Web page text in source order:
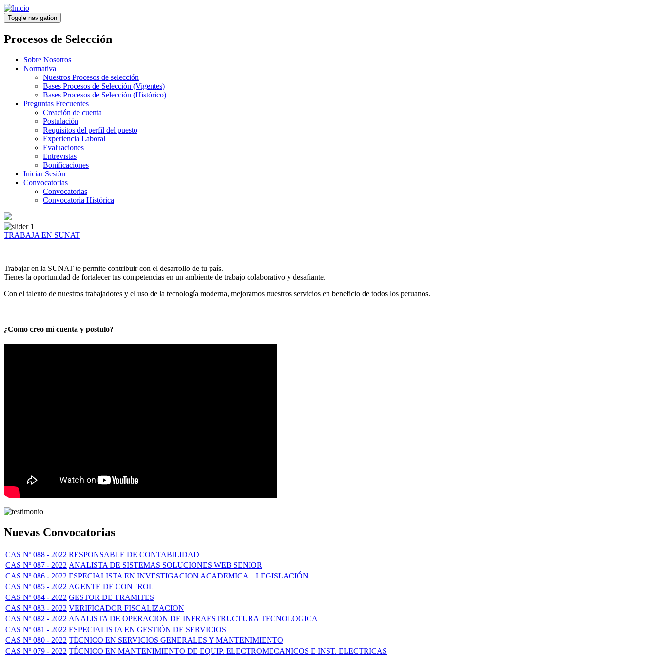
Pasar
al
contenido
principal
Toggle navigation
Procesos de Selección
Sobre Nosotros
Normativa
Nuestros Procesos de selección
Bases Procesos de Selección (Vigentes)
Bases Procesos de Selección (Histórico)
Preguntas Frecuentes
Creación de cuenta
Postulación
Requisitos del perfil del puesto
Experiencia Laboral
Evaluaciones
Entrevistas
Bonificaciones
Iniciar Sesión
Convocatorias
Convocatorias
Convocatoria Histórica
TRABAJA EN SUNAT
Trabajar en la SUNAT te permite contribuir con el desarrollo de tu país.
Tienes la oportunidad de fortalecer tus competencias en un ambiente de trabajo colaborativo y desafiante.
Con el talento de nuestros trabajadores y el uso de la tecnología moderna, mejoramos nuestros servicios en beneficio de todos los peruanos.
¿Cómo creo mi cuenta y postulo?
Nuevas Convocatorias
CAS Nº 088 - 2022 RESPONSABLE DE CONTABILIDAD
CAS Nº 087 - 2022 ANALISTA DE SISTEMAS SOLUCIONES WEB SENIOR
CAS Nº 086 - 2022 ESPECIALISTA EN INVESTIGACION ACADEMICA – LEGISLACIÓN
CAS Nº 085 - 2022 AGENTE DE CONTROL
CAS Nº 084 - 2022 GESTOR DE TRAMITES
CAS Nº 083 - 2022 VERIFICADOR FISCALIZACION
CAS Nº 082 - 2022 ANALISTA DE OPERACION DE INFRAESTRUCTURA TECNOLOGICA
CAS Nº 081 - 2022 ESPECIALISTA EN GESTIÓN DE SERVICIOS
CAS Nº 080 - 2022 TÉCNICO EN SERVICIOS GENERALES Y MANTENIMIENTO
CAS Nº 079 - 2022 TÉCNICO EN MANTENIMIENTO DE EQUIP. ELECTROMECANICOS E INST. ELECTRICAS